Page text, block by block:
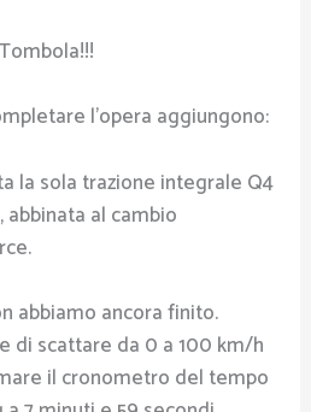
l’opera aggiungono:
la sola trazione integrale Q4
al cambio
abbiamo ancora finito.
di scattare da 0 a 100 km/h
il cronometro del tempo